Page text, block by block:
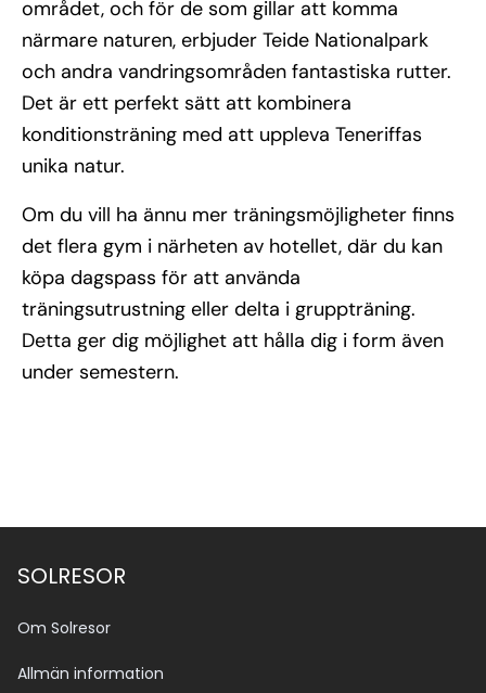
området, och för de som gillar att komma
närmare naturen, erbjuder Teide Nationalpark
och andra vandringsområden fantastiska rutter.
Det är ett perfekt sätt att kombinera
konditionsträning med att uppleva Teneriffas
unika natur.
Om du vill ha ännu mer träningsmöjligheter finns
det flera gym i närheten av hotellet, där du kan
köpa dagspass för att använda
träningsutrustning eller delta i gruppträning.
Detta ger dig möjlighet att hålla dig i form även
under semestern.
SOLRESOR
Om Solresor
Allmän information